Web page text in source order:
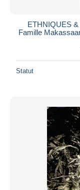
ETHNIQUES
Famille
Statut